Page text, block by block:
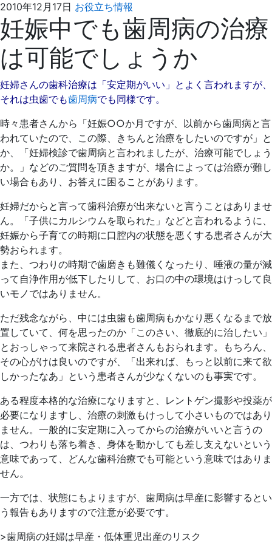
2010年12月17日 お役立ち情報
年
4
月
4
日
ば
た
歯
科
妊娠中でも歯周病の治療
は可能でしょうか
妊婦さんの歯科治療は「安定期がいい」とよく言われますが、
それは虫歯でも歯周病でも同様です。
時々患者さんから「妊娠○○か月ですが、以前から歯周病と言
われていたので、この際、きちんと治療をしたいのですが」と
か、「妊婦検診で歯周病と言われましたが、治療可能でしょう
か。」などのご質問を頂きますが、場合によっては治療が難し
い場合もあり、お答えに困ることがあります。
妊婦だからと言って歯科治療が出来ないと言うことはありませ
ん。「子供にカルシウムを取られた」などと言われるように、
妊娠から子育ての時期に口腔内の状態を悪くする患者さんが大
勢おられます。
また、つわりの時期で歯磨きも難儀くなったり、唾液の量が減
って自浄作用が低下したりして、お口の中の環境はけっして良
いモノではありません。
ただ残念ながら、中には虫歯も歯周病もかなり悪くなるまで放
置していて、何を思ったのか「このさい、徹底的に治したい」
とおっしゃって来院される患者さんもおられます。もちろん、
その心がけは良いのですが、「出来れば、もっと以前に来て欲
しかったなあ」という患者さんが少なくないのも事実です。
ある程度本格的な治療になりますと、レントゲン撮影や投薬が
必要になりますし、治療の刺激もけっして小さいものではあり
ません。一般的に安定期に入ってからの治療がいいと言うの
は、つわりも落ち着き、身体を動かしても差し支えないという
意味であって、どんな歯科治療でも可能という意味ではありま
せん。
一方では、状態にもよりますが、歯周病は早産に影響するとい
う報告もありますので注意が必要です。
>歯周病の妊婦は早産・低体重児出産のリスク